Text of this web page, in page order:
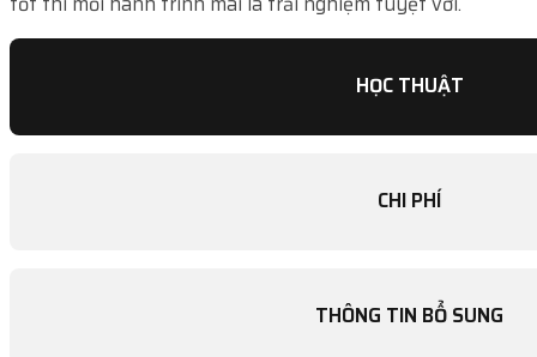
HỌC THUẬT
CHI PHÍ
THÔNG TIN BỔ SUNG